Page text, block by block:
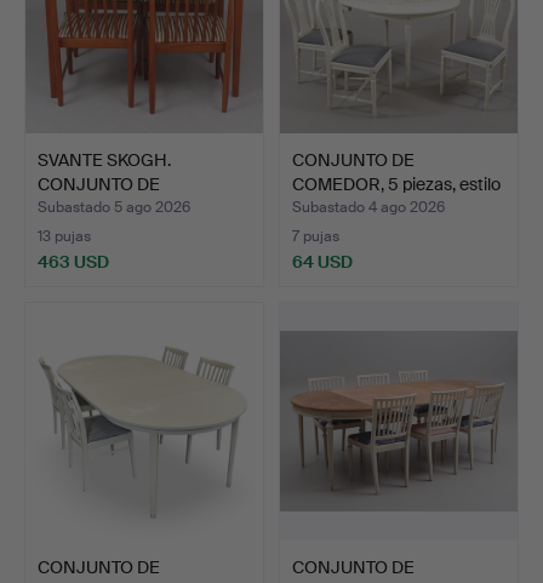
SVANTE SKOGH.
CONJUNTO DE
COMEDOR, 5 pieza…
Subastado 5 ago 2026
13 pujas
463 USD
CONJUNTO DE
COMEDOR, 5 piezas, estilo
gust…
Subastado 4 ago 2026
7 pujas
64 USD
CONJUNTO DE
CONJUNTO DE